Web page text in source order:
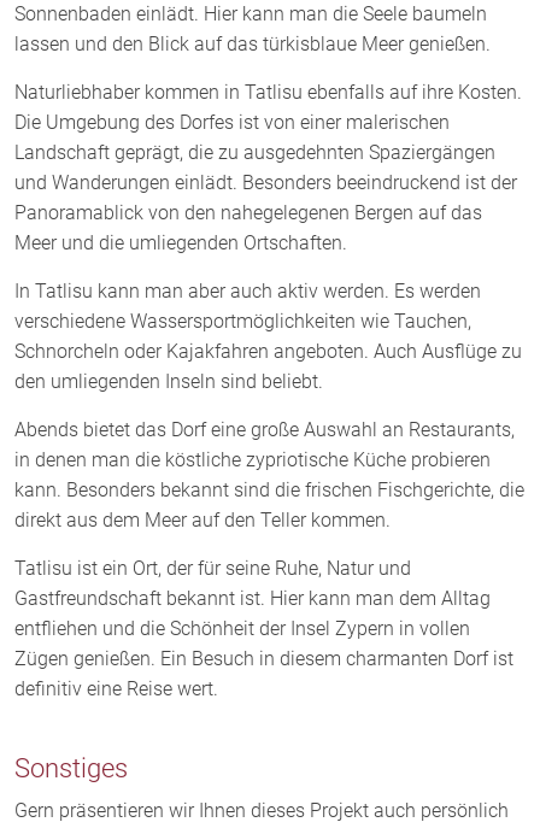
Sonnenbaden einlädt. Hier kann man die Seele baumeln
lassen und den Blick auf das türkisblaue Meer genießen.
Naturliebhaber kommen in Tatlisu ebenfalls auf ihre Kosten.
Die Umgebung des Dorfes ist von einer malerischen
Landschaft geprägt, die zu ausgedehnten Spaziergängen
und Wanderungen einlädt. Besonders beeindruckend ist der
Panoramablick von den nahegelegenen Bergen auf das
Meer und die umliegenden Ortschaften.
In Tatlisu kann man aber auch aktiv werden. Es werden
verschiedene Wassersportmöglichkeiten wie Tauchen,
Schnorcheln oder Kajakfahren angeboten. Auch Ausflüge zu
den umliegenden Inseln sind beliebt.
Abends bietet das Dorf eine große Auswahl an Restaurants,
in denen man die köstliche zypriotische Küche probieren
kann. Besonders bekannt sind die frischen Fischgerichte, die
direkt aus dem Meer auf den Teller kommen.
Tatlisu ist ein Ort, der für seine Ruhe, Natur und
Gastfreundschaft bekannt ist. Hier kann man dem Alltag
entfliehen und die Schönheit der Insel Zypern in vollen
Zügen genießen. Ein Besuch in diesem charmanten Dorf ist
definitiv eine Reise wert.
Sonstiges
Gern präsentieren wir Ihnen dieses Projekt auch persönlich